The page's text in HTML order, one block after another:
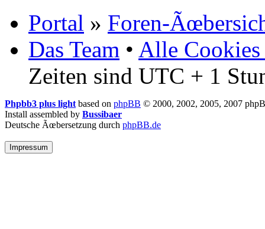
Portal » Foren-
Das Team • Alle Cookies
Zeiten sind UTC + 1
Phpbb3 plus lightbased on phpBB © 2000, 2002, 2005, 2007
Install assembled by Bussibaer
Deutsche Ãœbersetzung durch phpBB.de